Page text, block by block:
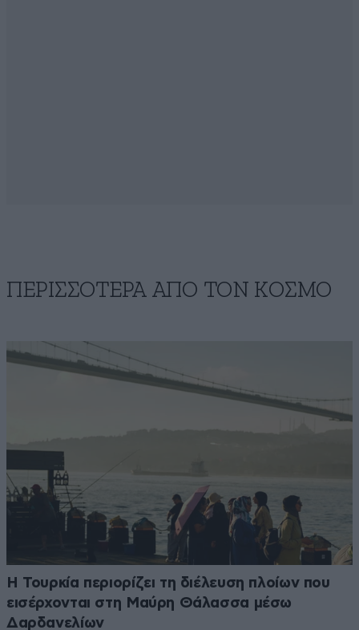
ΠΕΡΙΣΣΟΤΕΡΑ ΑΠΟ ΤΟΝ ΚΟΣΜΟ
Η Τουρκία περιορίζει τη διέλευση πλοίων που
εισέρχονται στη Μαύρη Θάλασσα μέσω
Δαρδανελίων